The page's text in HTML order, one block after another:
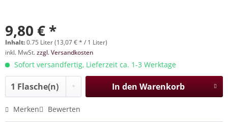
9,80 € *
Inhalt:0.75 Liter (13,07 € * / 1 Liter)
inkl. MwSt.zzgl. Versandkosten
Sofort versandfertig, Lieferzeit ca. 1-3 Werktage
In den Warenkorb
Merken Bewerten